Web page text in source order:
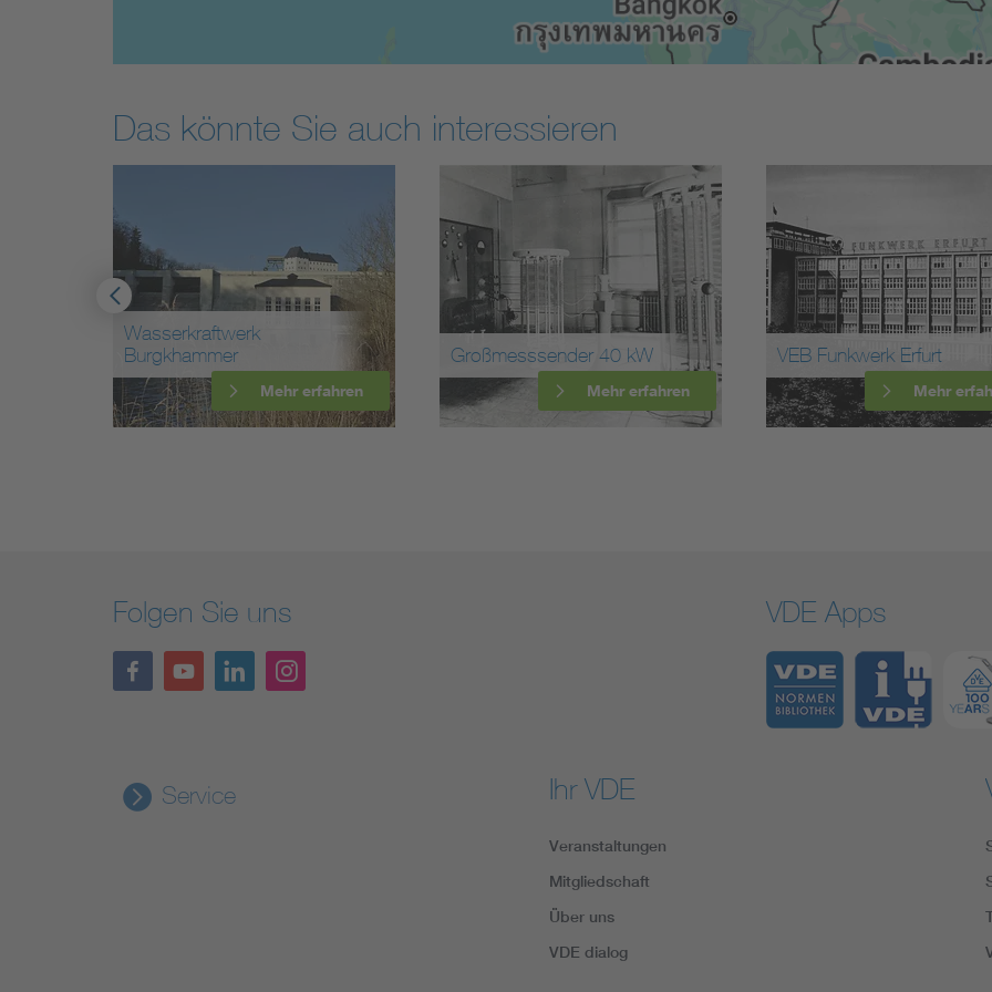
Das könnte Sie auch interessieren
Großmesssender 40 kW
Mehr erfahren
VEB Funkwerk Erfurt
Mehr erfahren
Erste
Mehr
Folgen Sie uns VDE Apps
Service Ihr VDE
Veranstaltungen
Mitgliedschaft
Über uns
VDE dialog